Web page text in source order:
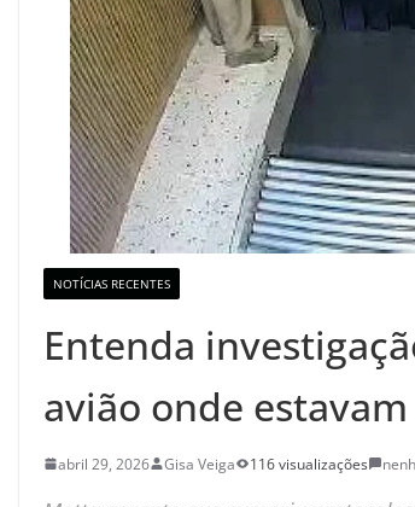
NOTÍCIAS RECENTES
Entenda
avião onde
abril 29, 2026 Gisa Veiga 116 visualizações